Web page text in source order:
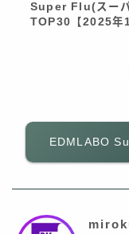
Super Flu(スー
TOP30【2025年
EDMLABO